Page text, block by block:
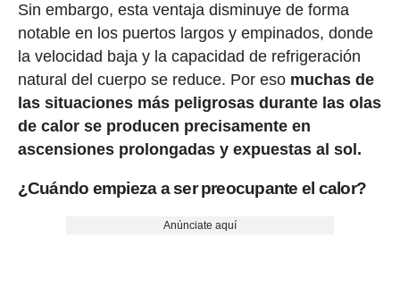
Sin embargo, esta ventaja disminuye de forma
notable en los puertos largos y empinados, donde
la velocidad baja y la capacidad de refrigeración
natural del cuerpo se reduce. Por esomuchas de
las situaciones más peligrosas durante las olas
de calor se producen precisamente en
ascensiones prolongadas y expuestas al sol.
¿Cuándo empieza a ser preocupante el calor?
Anúnciate aquí